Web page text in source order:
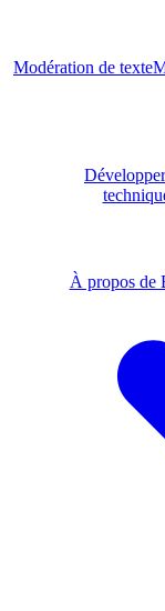
Modération de texte
À propos de